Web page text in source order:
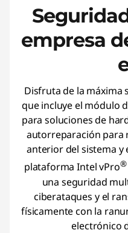
empresa
Disfruta de la máxima
que incluye el módulo
para soluciones de
autorreparación para
anterior del sistema y
plataforma Intel vPro®
una seguridad
ciberataques y el
físicamente con la
electrónico